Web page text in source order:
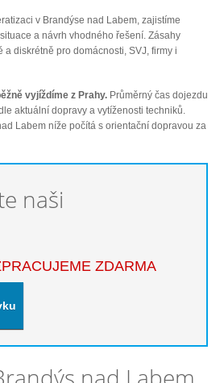
v Brandýse nad Labem, zajistíme
a návrh vhodného řešení. Zásahy
diskrétně pro domácnosti, SVJ, firmy i
vyjíždíme z Prahy. Průměrný čas dojezdu
aktuální dopravy a vytíženosti techniků.
Labem níže počítá s orientační dopravou za
naši
ZDARMA